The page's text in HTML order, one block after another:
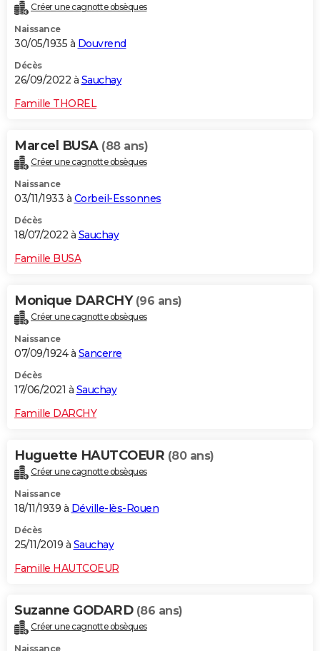
Créer une cagnotte obsèques
Naissance
30/05/1935 à Douvrend
Décès
26/09/2022 à Sauchay
Famille THOREL
Marcel BUSA (88 ans)
Créer une cagnotte obsèques
Naissance
03/11/1933 à Corbeil-Essonnes
Décès
18/07/2022 à Sauchay
Famille BUSA
Monique DARCHY (96 ans)
Créer une cagnotte obsèques
Naissance
07/09/1924 à Sancerre
Décès
17/06/2021 à Sauchay
Famille DARCHY
Huguette HAUTCOEUR (80 ans)
Créer une cagnotte obsèques
Naissance
18/11/1939 à Déville-lès-Rouen
Décès
25/11/2019 à Sauchay
Famille HAUTCOEUR
Suzanne GODARD (86 ans)
Créer une cagnotte obsèques
Naissance